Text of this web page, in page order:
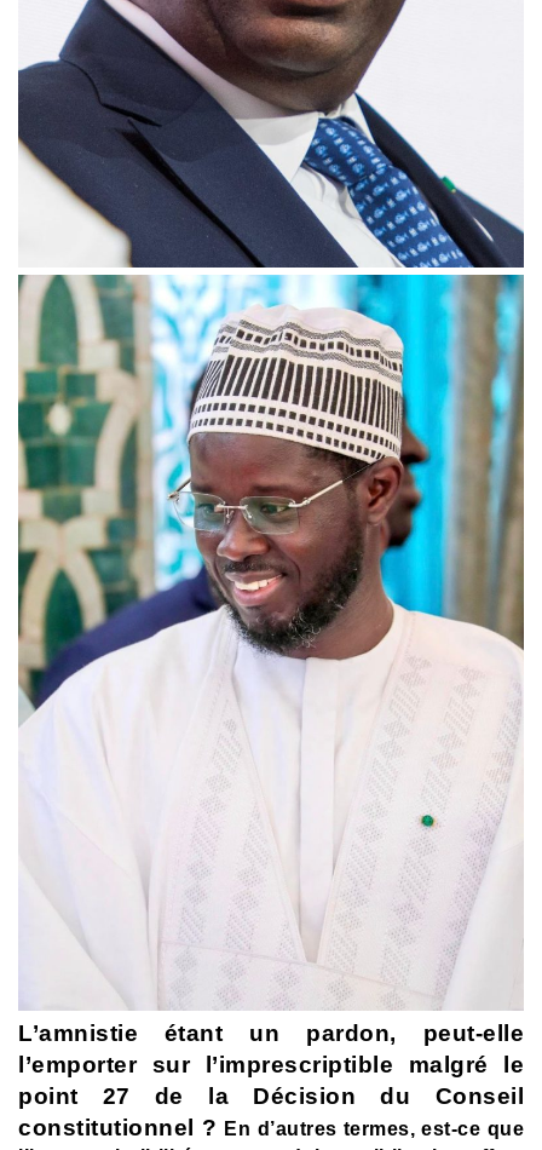
L’amnistie étant un pardon, peut-elle
l’emporter sur l’imprescriptible malgré le
point 27 de la Décision du Conseil
constitutionnel ? En d’autres termes, est-ce que